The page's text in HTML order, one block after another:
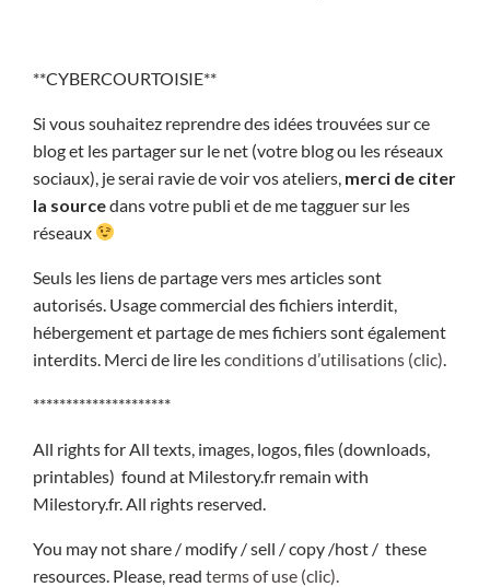
**CYBERCOURTOISIE**
Si vous souhaitez reprendre des idées trouvées sur ce
blog et les partager sur le net (votre blog ou les réseaux
sociaux), je serai ravie de voir vos ateliers, merci de citer
la sourcedans votre publi et de me tagguer sur les
réseaux
Seuls les liens de partage vers mes articles sont
autorisés. Usage commercial des fichiers interdit,
hébergement et partage de mes fichiers sont également
interdits. Merci de lire lesconditions d’utilisations (clic)
*********************
All rights for All texts, images, logos, files (downloads,
printables) found at Milestory.fr remain with
Milestory.fr. All rights reserved.
You may not share / modify / sell / copy /host / these
resources. Please, read terms of use (clic).